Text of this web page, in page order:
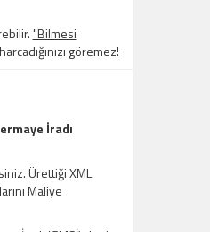
"Bilmesi
göremez!
İradı
Ürettiği XML
Maliye